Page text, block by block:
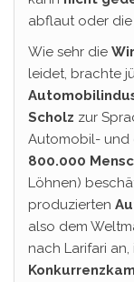
abflaut oder die
Wie sehr die
leidet, brachte
Scholz zur
Automobil- und
800.000
Löhnen)
produzierten
also dem
nach Larifari an,